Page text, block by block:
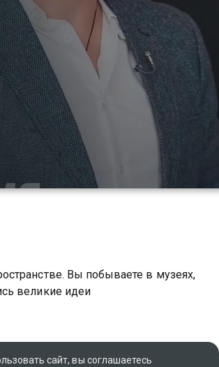
Вы побываете в музеях,
великие идеи
сайт, вы соглашаетесь